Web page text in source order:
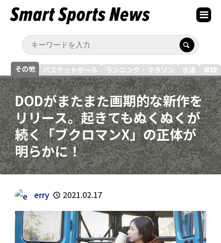
その他 バスケットボール ランニング・マラソン 水泳 卓球
DODがまたまた画期的な新作を
リリース。起きてもぬくぬくが
続く「ブクロマンX」の正体が
明らかに！
erry 2021.02.17